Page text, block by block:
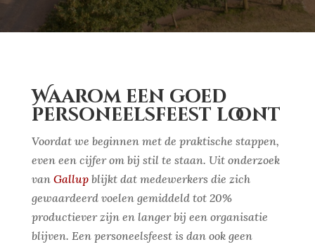
Waarom een goed
personeelsfeest loont
Voordat we beginnen met de praktische stappen,
even een cijfer om bij stil te staan. Uit onderzoek
van Gallupblijkt dat medewerkers die zich
gewaardeerd voelen gemiddeld tot 20%
productiever zijn en langer bij een organisatie
blijven. Een personeelsfeest is dan ook geen